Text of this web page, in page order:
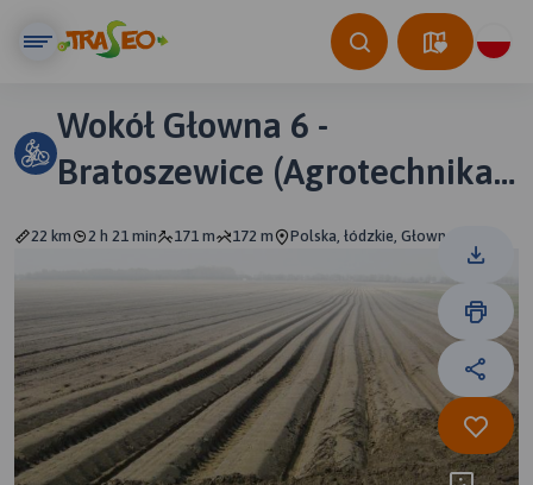
Wokół Głowna 6 -
Bratoszewice (Agrotechnika
22 km 2 h 21 min 171 m 172 m Polska, łódzkie, Głowno